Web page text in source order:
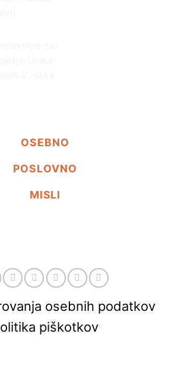
OSEBNO
POSLOVNO
MISLI
osebnih podatkov
piškotkov